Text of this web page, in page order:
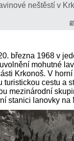
neštěstí v
března 1968 v
mohutné
Krkonoš. V
turistickou cestu a
mezinárodní
stanici lanovky na